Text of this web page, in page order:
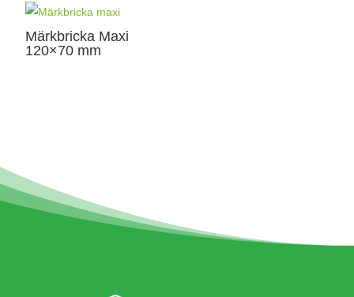
Märkbricka Maxi
120×70 mm